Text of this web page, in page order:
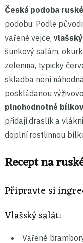
Česká podoba
podobu. Podle
vařené vejce,
šunkový salám,
zelenina, typicky
skladba není
poskládanou
plnohodnotné
přidají draslík a
doplní rostlinnou
Recept na
Připravte si
Vlašský salát:
Vařené